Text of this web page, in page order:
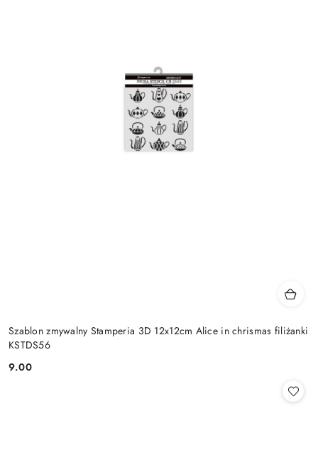
Szablon zmywalny Stamperia 3D 12x12cm Alice in chrismas filiżanki
KSTDS56
Cena:
9.00